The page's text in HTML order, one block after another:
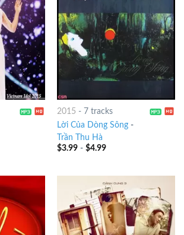
2015 - 7 tracks
Lời Của Dòng Sông-
Trần Thu Hà
$3.99- $4.99